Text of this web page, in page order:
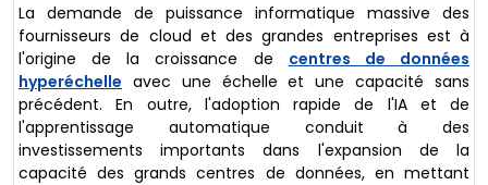
La demande de puissance informatique massive des
fournisseurs de cloud et des grandes entreprises est à
l'origine de la croissance de centres de données
hyperéchelle avec une échelle et une capacité sans
précédent. En outre, l'adoption rapide de l'IA et de
l'apprentissage automatique conduit à des
investissements importants dans l'expansion de la
capacité des grands centres de données, en mettant